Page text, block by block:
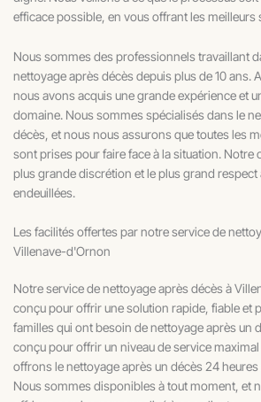
efficace possible, en vous offrant les meilleurs
Nous sommes des professionnels travaillant
nettoyage après décès depuis plus de 10 ans.
nous avons acquis une grande expérience et
domaine. Nous sommes spécialisés dans le
décès, et nous nous assurons que toutes les
sont prises pour faire face à la situation. Notre
plus grande discrétion et le plus grand respect
endeuillées.
Les facilités offertes par notre service de
Villenave-d'Ornon
Notre service de nettoyage après décès à
conçu pour offrir une solution rapide, fiable et
familles qui ont besoin de nettoyage après un
conçu pour offrir un niveau de service
offrons le nettoyage après un décès 24 heures
Nous sommes disponibles à tout moment, et